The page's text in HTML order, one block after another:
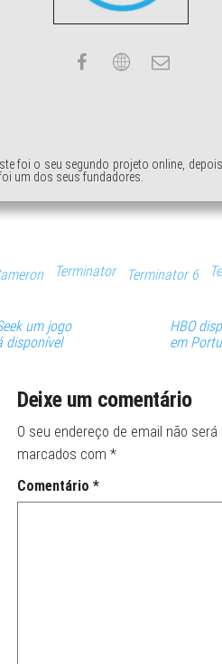
foi o seu segundo projeto online,
um dos seus fundadores.
Terminator Terminator 6
um jogo
disponível
HBO
em
Deixe um comentário
O seu endereço de email não será
marcados com *
Comentário *